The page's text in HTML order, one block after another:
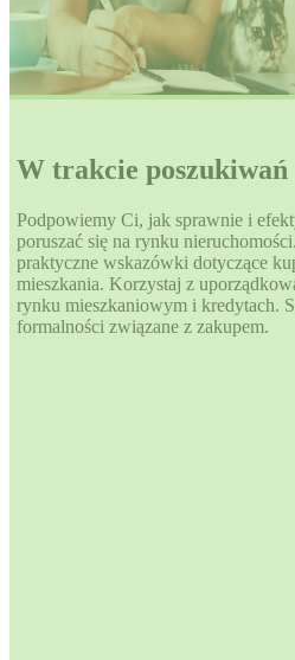
W trakcie poszukiwań
Podpowiemy Ci, jak sprawnie i
poruszać się na rynku
praktyczne wskazówki dotyczące
mieszkania. Korzystaj z
rynku mieszkaniowym i kredytach.
formalności związane z zakupem.